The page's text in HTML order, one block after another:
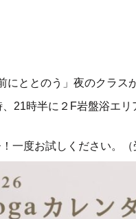
にととのう」夜のクラス
21時半に２F岩盤浴エ
一度お試しください。（